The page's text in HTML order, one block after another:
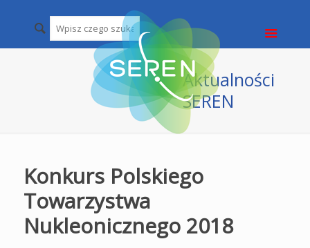
Aktualności
SEREN
Konkurs Polskiego
Towarzystwa
Nukleonicznego 2018